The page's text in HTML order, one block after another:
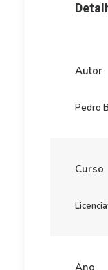
Autor
Pedro
Curso
Ano